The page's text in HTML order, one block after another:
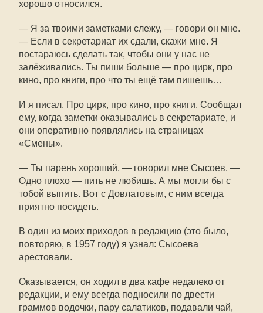
хорошо относился.
— Я за твоими заметками слежу, — говори он мне.
— Если в секретариат их сдали, скажи мне. Я
постараюсь сделать так, чтобы они у нас не
залёживались. Ты пиши больше — про цирк, про
кино, про книги, про что ты ещё там пишешь…
И я писал. Про цирк, про кино, про книги. Сообщал
ему, когда заметки оказывались в секретариате, и
они оперативно появлялись на страницах
«Смены».
— Ты парень хороший, — говорил мне Сысоев. —
Одно плохо — пить не любишь. А мы могли бы с
тобой выпить. Вот с Довлатовым, с ним всегда
приятно посидеть.
В один из моих приходов в редакцию (это было,
повторяю, в 1957 году) я узнал: Сысоева
арестовали.
Оказывается, он ходил в два кафе недалеко от
редакции, и ему всегда подносили по двести
граммов водочки, пару салатиков, подавали чай,